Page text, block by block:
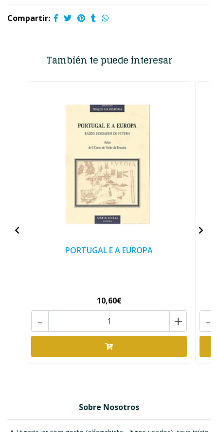
Compartir:
También te puede interesar
PORTUGAL E A EUROPA
10,60€
+
- -
Sobre Nosotros